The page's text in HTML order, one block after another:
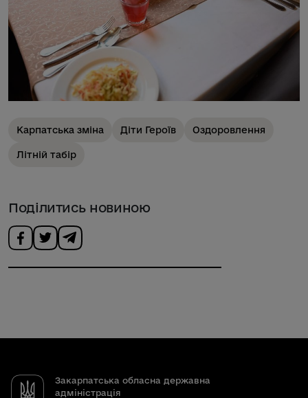
Карпатська зміна Діти Героїв Оздоровлення
Літній табір
Поділитись новиною
Закарпатська обласна державна
адміністрація